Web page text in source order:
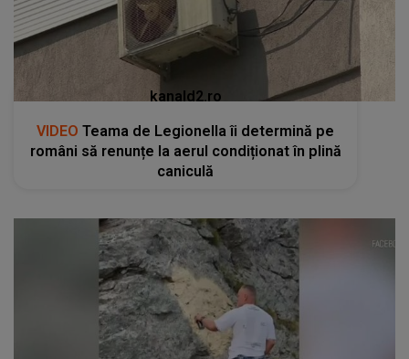
kanald2.ro
VIDEO Teama de Legionella îi determină pe
români să renunțe la aerul condiționat în plină
caniculă